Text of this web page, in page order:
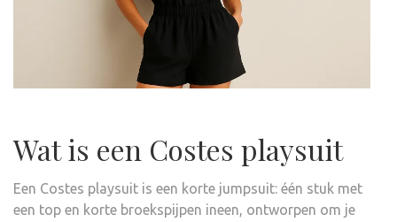
Wat is een Costes playsuit
Een Costes playsuit is een korte jumpsuit: één stuk met
een top en korte broekspijpen ineen, ontworpen om je